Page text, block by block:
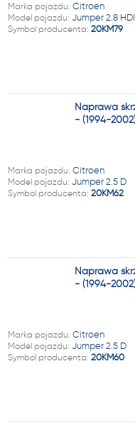
Marka pojazdu: Citroen
Model pojazdu: Jumper 2.8 HDI
Symbol producenta: 20KM79
Naprawa
- (1994-
Marka pojazdu: Citroen
Model pojazdu: Jumper 2.5 D
Symbol producenta: 20KM62
Naprawa
- (1994-
Marka pojazdu: Citroen
Model pojazdu: Jumper 2.5 D
Symbol producenta: 20KM60